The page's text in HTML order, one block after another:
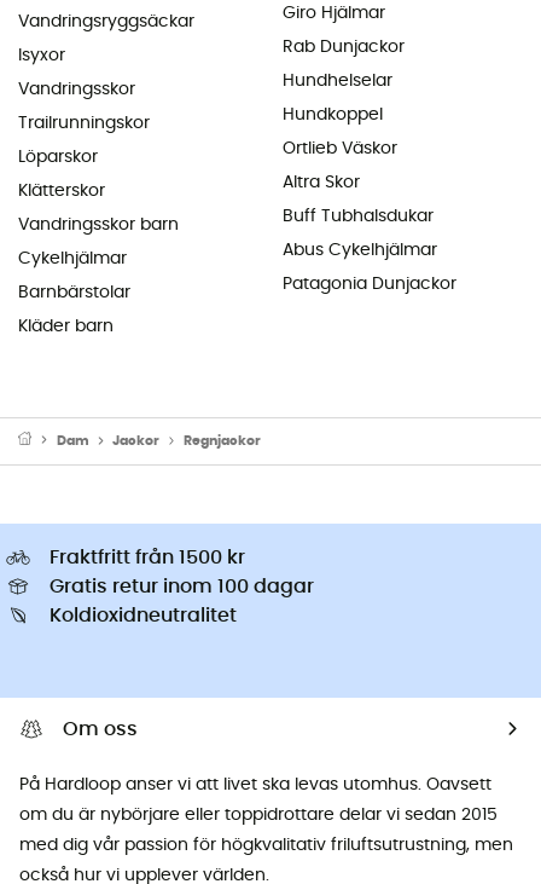
Vandringsryggsäckar
Isyxor
Vandringsskor
Trailrunningskor
Löparskor
Klätterskor
Vandringsskor barn
Cykelhjälmar
Barnbärstolar
Kläder barn
Giro Hjälmar
Rab Dunjackor
Hundhelselar
Hundkoppel
Ortlieb Väskor
Altra Skor
Buff Tubhalsdukar
Abus Cykelhjälmar
Patagonia Dunjackor
Dam Jackor Regnjackor
Fraktfritt från 1500 kr
Gratis retur inom 100 dagar
Koldioxidneutralitet
Om oss
På Hardloop anser vi att livet ska levas utomhus. Oavsett
om du är nybörjare eller toppidrottare delar vi sedan 2015
med dig vår passion för högkvalitativ friluftsutrustning, men
också hur vi upplever världen.